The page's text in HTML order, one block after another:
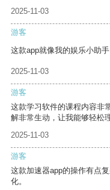
2025-11-03
游客
这款app就像我的娱乐小助
2025-11-03
游客
这款学习软件的课程内容非
解非常生动，让我能够轻松
2025-11-03
游客
这款加速器app的操作有点
化。